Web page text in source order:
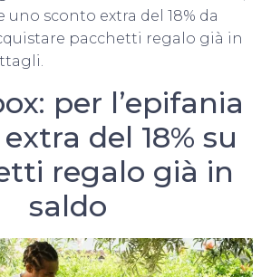
sconto extra del 18% da
pacchetti regalo già in
per l’epifania
del 18% su
regalo già in
saldo